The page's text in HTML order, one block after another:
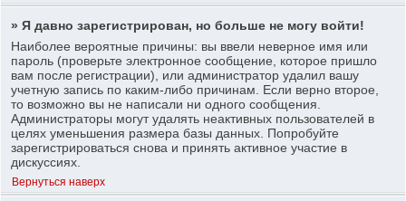
» Я давно зарегистрирован, но больше не могу войти!
Наиболее вероятные причины: вы ввели неверное имя или
пароль (проверьте электронное сообщение, которое пришло
вам после регистрации), или администратор удалил вашу
учетную запись по каким-либо причинам. Если верно второе,
то возможно вы не написали ни одного сообщения.
Администраторы могут удалять неактивных пользователей в
целях уменьшения размера базы данных. Попробуйте
зарегистрироваться снова и принять активное участие в
дискуссиях.
Вернуться наверх